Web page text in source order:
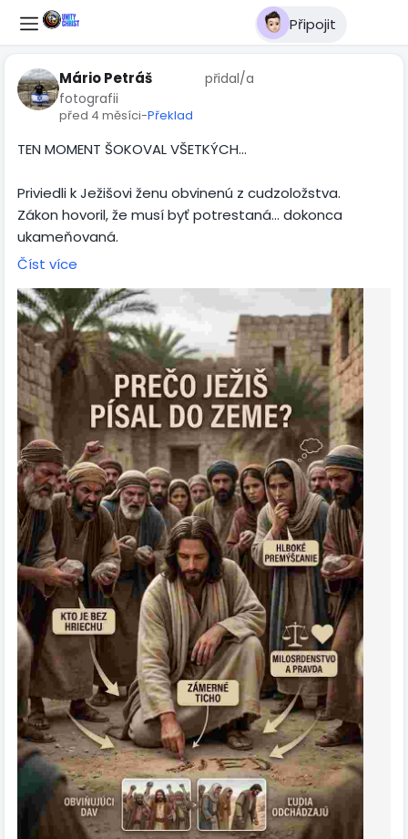
Připojit
Mário Petráš
přidal/a
fotografii
před 4 měsíci-Překlad
TEN MOMENT ŠOKOVAL VŠETKÝCH...
Priviedli k Ježišovi ženu obvinenú z cudzoložstva.
Zákon hovoril, že musí byť potrestaná… dokonca
ukameňovaná.
Všetci čakali okamžitú odpoveď.
Zohol sa…
a začal písať do prachu zeme.
Úplné ticho.
Nikto nerozumel tomu, čo sa deje.
Potom vyriekol vetu, ktorá všetko zmenila:
„Kto z vás je bez hriechu, nech prvý hodí do nej kameň“
(Ján 8, 7).
Jeden po druhom…
sa žalobcovia začali vytrácať.
Od najstarších až po najmladších.
Prečo?
Pretože pochopili niečo hlboké:
Všetci mali svoje chyby.
Ježiš nepoprel hriech…
ale nedovolil ani odsúdenie bez milosrdenstva.
Nakoniec žene povedal:
„Ani ja ťa neodsudzujem. Choď a odteraz už nehreš“
(Ján 8, 11).
Číst více